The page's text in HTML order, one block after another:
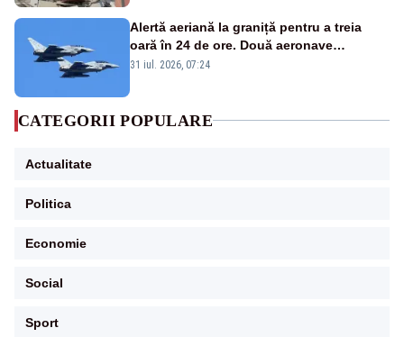
Alertă aeriană la graniță pentru a treia
oară în 24 de ore. Două aeronave
Eurofighter britanice au fost ridicate de la
31 iul. 2026, 07:24
CATEGORII POPULARE
Actualitate
Politica
Economie
Social
Sport